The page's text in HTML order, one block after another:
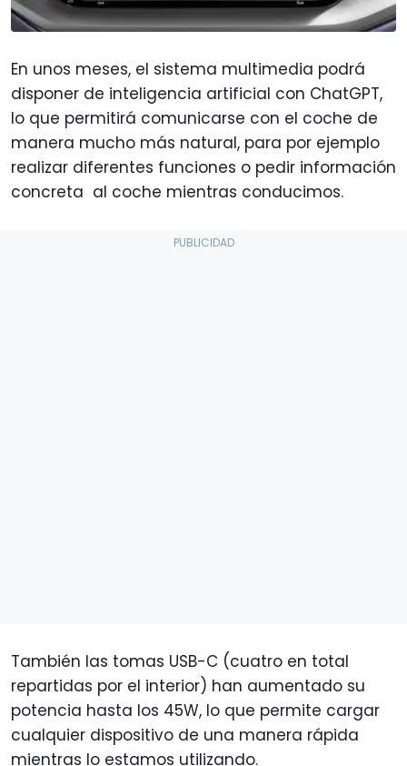
En unos meses, el sistema multimedia podrá
disponer de inteligencia artificial con ChatGPT,
lo que permitirá comunicarse con el coche de
manera mucho más natural, para por ejemplo
realizar diferentes funciones o pedir información
concreta al coche mientras conducimos.
También las tomas USB-C (cuatro en total
repartidas por el interior) han aumentado su
potencia hasta los 45W, lo que permite cargar
cualquier dispositivo de una manera rápida
mientras lo estamos utilizando.